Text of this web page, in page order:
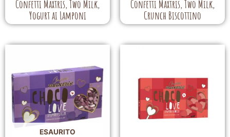
Confetti Maxtris, Two Milk,
Yogurt ai Lamponi
Confetti Maxtris, Two Milk,
Crunch Biscottino
ESAURITO